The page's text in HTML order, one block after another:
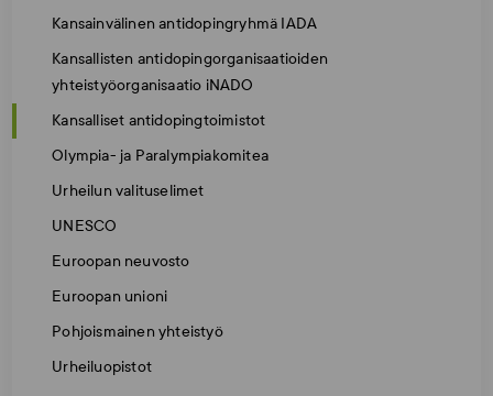
Kansainvälinen antidopingryhmä IADA
Kansallisten antidopingorganisaatioiden
yhteistyöorganisaatio iNADO
Kansalliset antidopingtoimistot
Olympia- ja Paralympiakomitea
Urheilun valituselimet
UNESCO
Euroopan neuvosto
Euroopan unioni
Pohjoismainen yhteistyö
Urheiluopistot